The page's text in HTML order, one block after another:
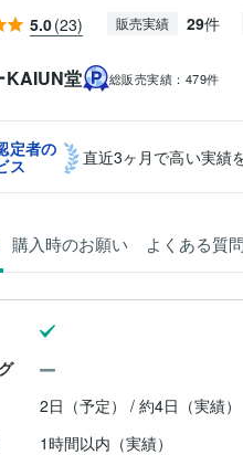
5.0(23) 販売実績 29件
KAIUN堂 総販売実績： 479件
定者の
ス
直近3ヶ月で高い実績
購入時のお願い よくある質問
2日（予定） / 約4日（実績）
1時間以内（実績）